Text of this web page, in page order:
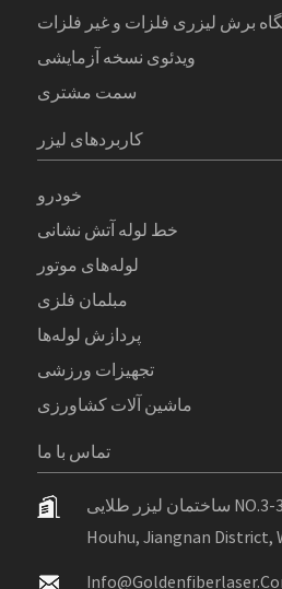
برش لیزری فلزات و غیر فلزات
ویدئوی نسخه آزمایشی
سمت مشتری
کاربردهای لیزر
خودرو
خط لوله آتش نشانی
لوله‌های موتور
مبلمان فلزی
پردازش لوله‌ها
تجهیزات ورزشی
ماشین آلات کشاورزی
تماس با ما
ساختمان لیزر طلایی NO.3-3 Shiqiao 1st Road,
Houhu, Jiangnan District,